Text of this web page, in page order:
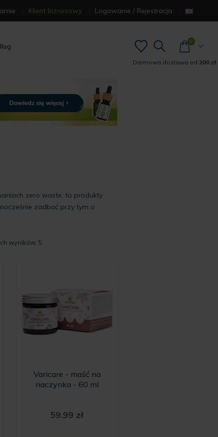
Klient biznesowy Logowanie / Rejestracja
0
Darmowa dostawa od 200 zł
zero waste, to produkty
zadbać przy tym o
wyników: 5
Varicare - maść na
naczynka - 60 ml
59.99 zł